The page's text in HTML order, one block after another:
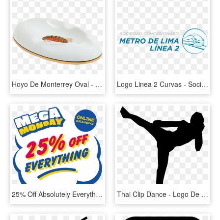
Hoyo De Monterrey Oval - Porcelain, HD Png Download Logo Linea 2 Curvas - Sociedad Concesionaria Metro De Lima Línea 2, HD Png Download
25% Off Absolutely Everything Online Shop Now - Fête De La Musique, HD Png Download Thai Clip Dance - Logo De Kick Boxing, HD Png Download